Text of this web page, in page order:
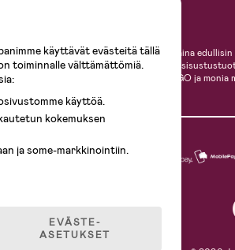
lapsiperheelle nopeasti, helposti ja aina
vaatteet vauvoille ja lapsille, inspiroivia
Philips Avent, Neonate, Cybex, LEGO ja
käyttävät evästeitä tällä
toiminnalle välttämättömiä.
käyttöä.
kokemuksen
ja some-markkinointiin.
EVÄSTE-
ASETUKSET